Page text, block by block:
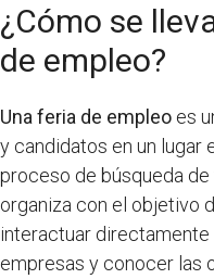
¿Cómo se
de empleo?
Una feria de empleo es
y candidatos en un
proceso de búsqueda de
organiza con el objetivo
interactuar
empresas y conocer las